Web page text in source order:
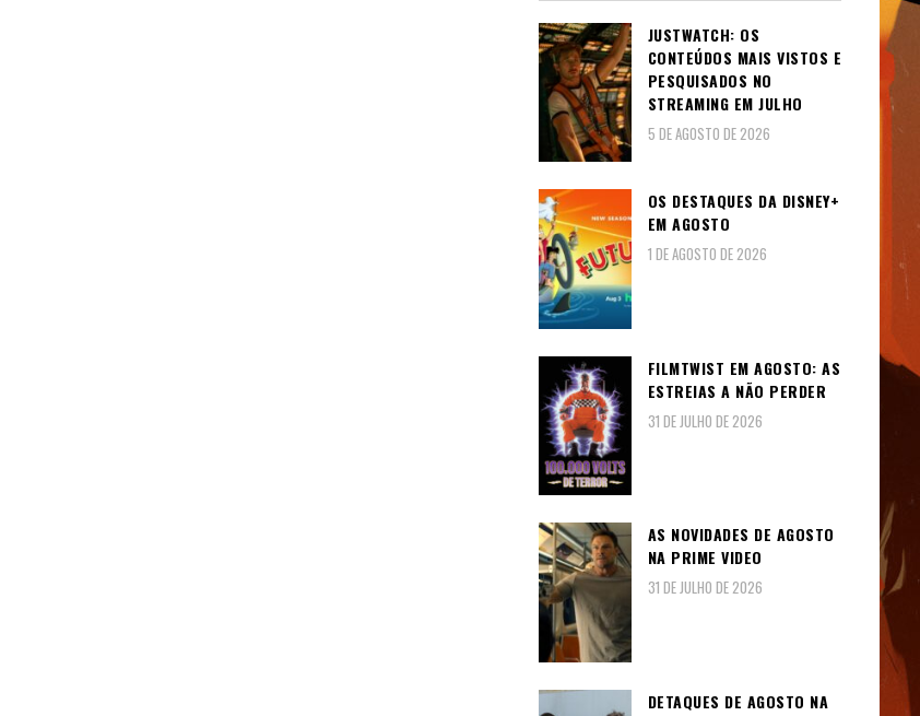
JUSTWATCH: OS
CONTEÚDOS MAIS VISTOS E
PESQUISADOS NO
STREAMING EM JULHO
5 DE AGOSTO DE 2026
OS DESTAQUES DA DISNEY+
EM AGOSTO
1 DE AGOSTO DE 2026
FILMTWIST EM AGOSTO: AS
ESTREIAS A NÃO PERDER
31 DE JULHO DE 2026
AS NOVIDADES DE AGOSTO
NA PRIME VIDEO
31 DE JULHO DE 2026
DETAQUES DE AGOSTO NA